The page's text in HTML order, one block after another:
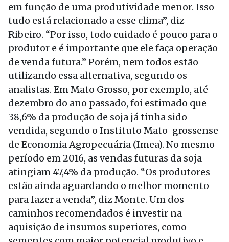
em função de uma produtividade menor. Isso
tudo está relacionado a esse clima”, diz
Ribeiro. “Por isso, todo cuidado é pouco para o
produtor e é importante que ele faça operação
de venda futura.” Porém, nem todos estão
utilizando essa alternativa, segundo os
analistas. Em Mato Grosso, por exemplo, até
dezembro do ano passado, foi estimado que
38,6% da produção de soja já tinha sido
vendida, segundo o Instituto Mato-grossense
de Economia Agropecuária (Imea). No mesmo
período em 2016, as vendas futuras da soja
atingiam 47,4% da produção. “Os produtores
estão ainda aguardando o melhor momento
para fazer a venda”, diz Monte. Um dos
caminhos recomendados é investir na
aquisição de insumos superiores, como